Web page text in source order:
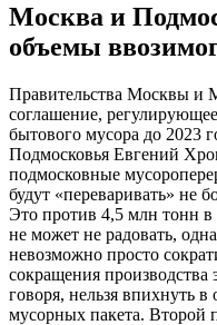
Москва и
объемы
Правительства Москвы и
соглашение,
бытового мусора до
Подмосковья Евгений
подмосковные
будут «переваривать» не
Это против 4,5 млн тонн в
не может не радовать,
невозможно просто
сокращения
говоря, нельзя впихнуть
мусорных пакета. Второй